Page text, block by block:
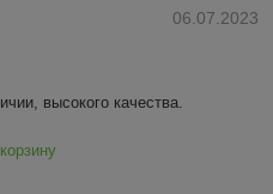
06.07.2023
высокого качества.